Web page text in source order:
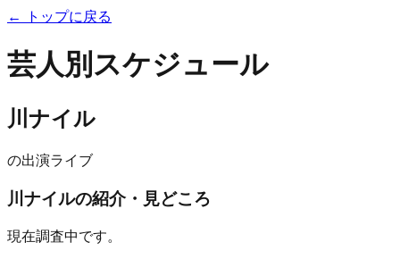
← トップに戻る
芸人別スケジュール
川ナイル
の出演ライブ
川ナイルの紹介・見どころ
現在調査中です。